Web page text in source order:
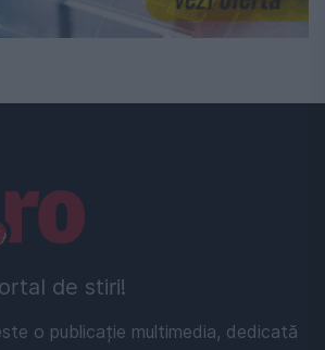
de stiri!
o publicație multimedia, dedicată